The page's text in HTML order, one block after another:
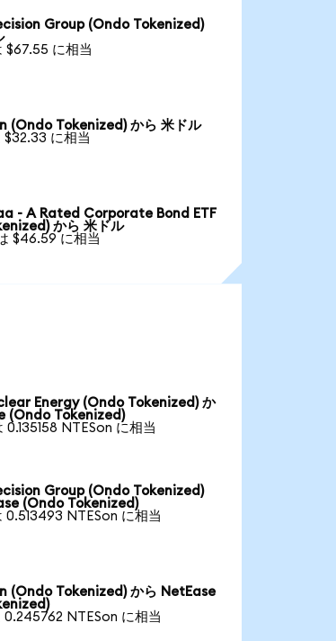
Group (Ondo Tokenized)
$67.55 に相当
(Ondo Tokenized) から 米ドル
$32.33 に相当
- A Rated Corporate Bond ETF
から 米ドル
$46.59 に相当
Energy (Ondo Tokenized) か
(Ondo Tokenized)
0.135158 NTESon に相当
Group (Ondo Tokenized)
(Ondo Tokenized)
0.513493 NTESon に相当
(Ondo Tokenized) から NetEase
0.245762 NTESon に相当